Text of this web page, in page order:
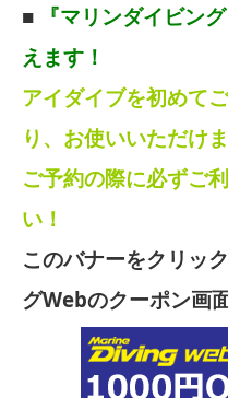
■
『マリンダイビン
えます！
アイダイブを初めて
り、お使いいただけま
ご予約の際に必ずご
い！
このバナーをクリッ
グWebのクーポン画